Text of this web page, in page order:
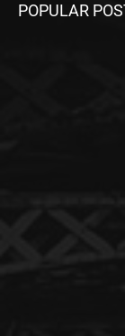
POPULAR